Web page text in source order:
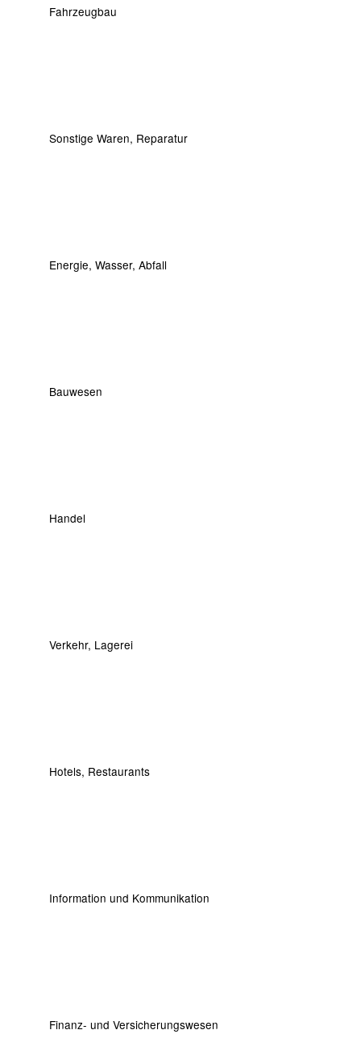
Fahrzeugbau
Sonstige Waren, Reparatur
Energie, Wasser, Abfall
Bauwesen
Handel
Verkehr, Lagerei
Hotels, Restaurants
Information und Kommunikation
Finanz- und Versicherungswesen